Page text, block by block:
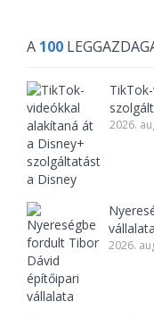
A 100
2026.
vállalata
2026.